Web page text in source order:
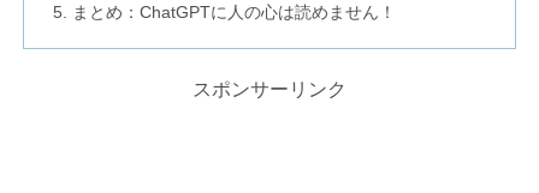
まとめ：ChatGPTに人の心は読めません！
スポンサーリンク